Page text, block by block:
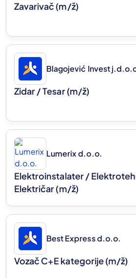
Zavarivač (m/ž)
Blagojević Invest
Zidar / Tesar(m/ž)
Lumerix d.o.o.
Elektroinstalater /
Električar(m/ž)
Best Express d.o.o.
Vozač C+E kategorije(m/ž)